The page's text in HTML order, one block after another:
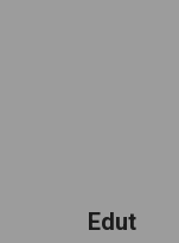
Edut